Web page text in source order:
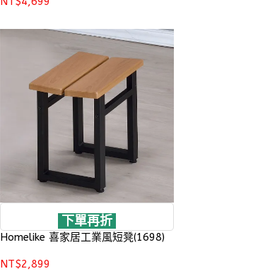
下單再折
Homelike 喜家居工業風短凳(1698)
NT$2,899